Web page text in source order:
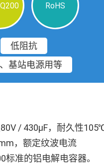
RoHS
低阻抗
基站电源用等
/ 430µF，耐久性
，额定纹波电流
准的铝电解电容器。